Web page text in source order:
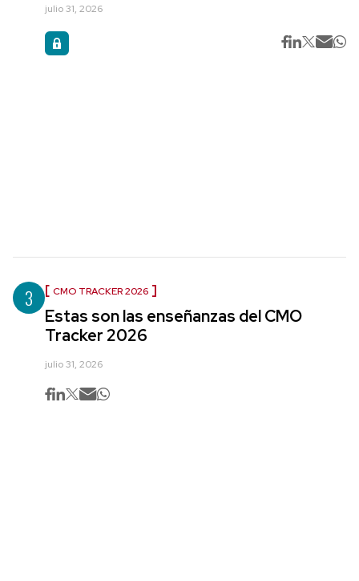
julio 31, 2026
3 CMO TRACKER 2026
Estas son las enseñanzas del CMO
Tracker 2026
julio 31, 2026